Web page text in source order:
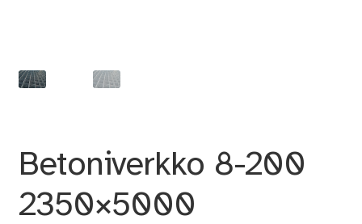
Betoniverkko 8-200
2350×5000